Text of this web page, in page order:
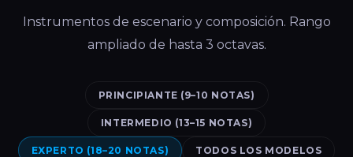
Instrumentos de escenario y composición. Rango
ampliado de hasta 3 octavas.
PRINCIPIANTE (9–10 NOTAS)
INTERMEDIO (13–15 NOTAS)
EXPERTO (18–20 NOTAS) TODOS LOS MODELOS